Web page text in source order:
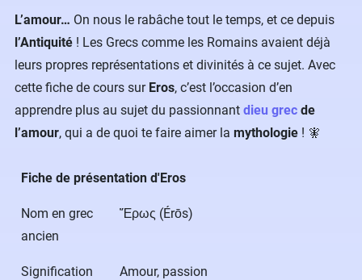
L’amour… On nous le rabâche tout le temps, et ce depuis
l’Antiquité ! Les Grecs comme les Romains avaient déjà
leurs propres représentations et divinités à ce sujet. Avec
cette fiche de cours sur Eros, c’est l’occasion d’en
apprendre plus au sujet du passionnant dieu grec de
l’amour, qui a de quoi te faire aimer la mythologie ! 🧚
Fiche de présentation d'Eros
Nom en grec
ancien
Ἔρως (Érōs)
Signification
Amour, passion